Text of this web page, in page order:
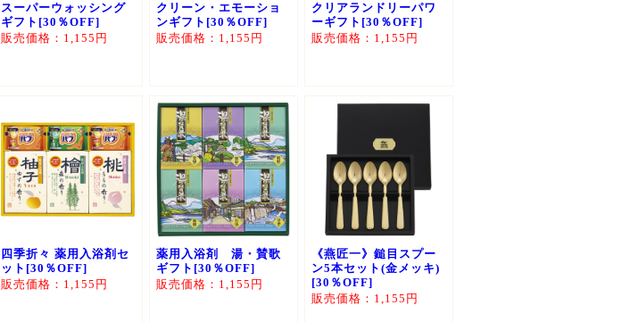
スーパーウォッシング
ギフト[30％OFF]
販売価格：1,155円
クリーン・エモーショ
ンギフト[30％OFF]
販売価格：1,155円
クリアランドリーパワ
ーギフト[30％OFF]
販売価格：1,155円
四季折々 薬用入浴剤セ
ット[30％OFF]
販売価格：1,155円
薬用入浴剤 湯・賛歌
ギフト[30％OFF]
販売価格：1,155円
《燕匠一》鎚目スプー
ン5本セット(金メッキ)
[30％OFF]
販売価格：1,155円